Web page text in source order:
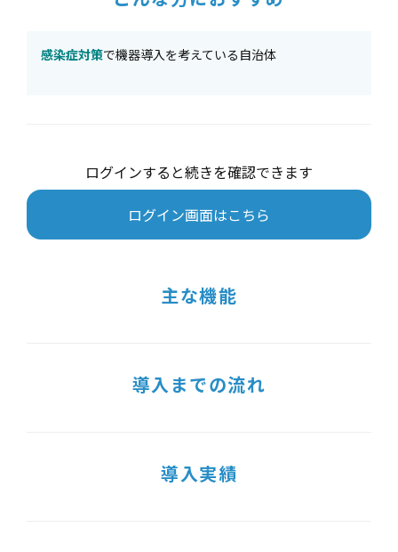
感染症対策で機器導入を考えている自治体
ログインすると続きを確認できます
ログイン画面はこちら
主な機能
導入までの流れ
導入実績